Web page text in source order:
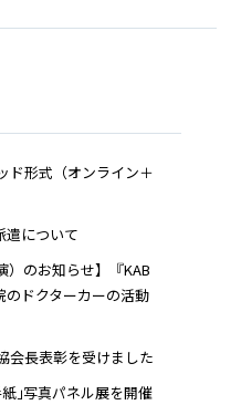
ド形式（オンライン＋
遣について
）のお知らせ】『KAB
ドクターカーの活動
会長表彰を受けました
｣写真パネル展を開催